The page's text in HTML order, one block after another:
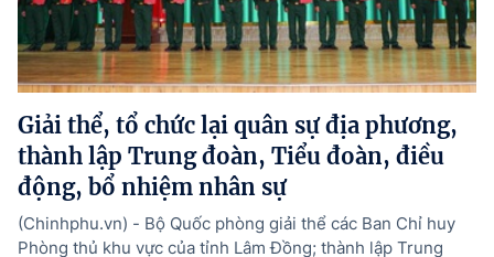
Giải thể, tổ chức lại quân sự địa phương,
thành lập Trung đoàn, Tiểu đoàn, điều
động, bổ nhiệm nhân sự
(Chinhphu.vn) - Bộ Quốc phòng giải thể các Ban Chỉ huy
Phòng thủ khu vực của tỉnh Lâm Đồng; thành lập Trung